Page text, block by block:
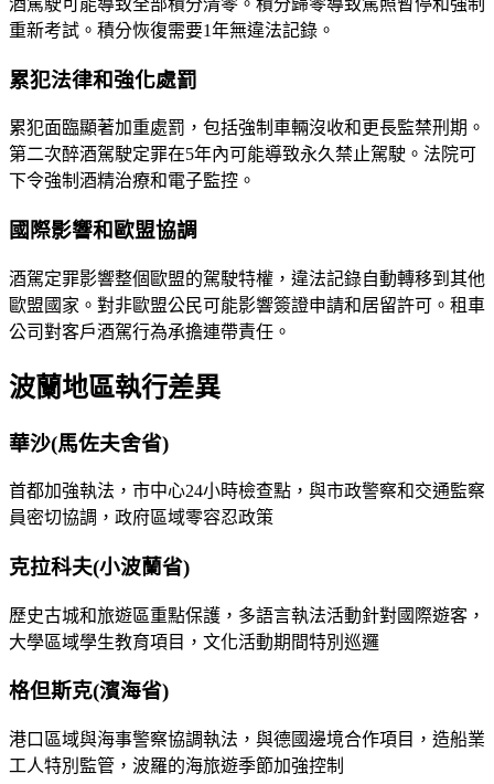
酒駕駛可能導致全部積分清零。積分歸零導致駕照暫停和強制
重新考試。積分恢復需要1年無違法記錄。
累犯法律和強化處罰
累犯面臨顯著加重處罰，包括強制車輛沒收和更長監禁刑期。
第二次醉酒駕駛定罪在5年內可能導致永久禁止駕駛。法院可
下令強制酒精治療和電子監控。
國際影響和歐盟協調
酒駕定罪影響整個歐盟的駕駛特權，違法記錄自動轉移到其他
歐盟國家。對非歐盟公民可能影響簽證申請和居留許可。租車
公司對客戶酒駕行為承擔連帶責任。
波蘭地區執行差異
華沙(馬佐夫舍省)
首都加強執法，市中心24小時檢查點，與市政警察和交通監察
員密切協調，政府區域零容忍政策
克拉科夫(小波蘭省)
歷史古城和旅遊區重點保護，多語言執法活動針對國際遊客，
大學區域學生教育項目，文化活動期間特別巡邏
格但斯克(濱海省)
港口區域與海事警察協調執法，與德國邊境合作項目，造船業
工人特別監管，波羅的海旅遊季節加強控制